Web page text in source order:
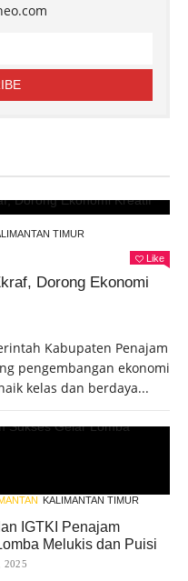
TIMUR
Like
Dorong Ekonomi
Kabupaten Penajam
pengembangan ekonomi
kelas dan berdaya...
KALIMANTAN TIMUR
IGTKI Penajam
Melukis dan Puisi
2025